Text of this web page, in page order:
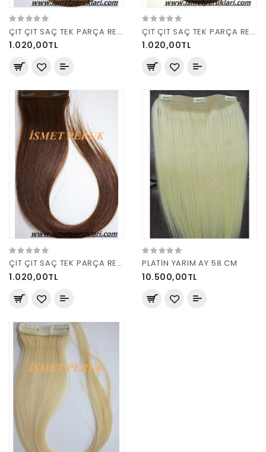
ÇIT ÇIT SAÇ TEK PARÇA RENK 10
1.020,00TL
ÇIT ÇIT SAÇ TEK PARÇA RENK 4
1.020,00TL
ÇIT ÇIT SAÇ TEK PARÇA RENK 6
1.020,00TL
PLATİN YARIM AY 58 CM
10.500,00TL